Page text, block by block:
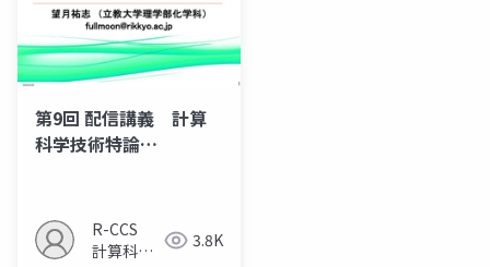
第9回 配信講義 計算
科学技術特論
R-CCS
計算科学
3.8K